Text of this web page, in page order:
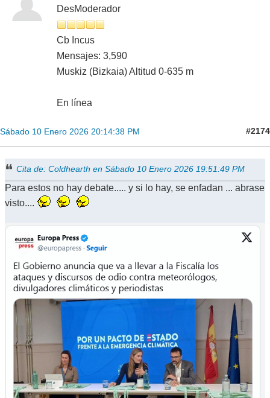
DesModerador
Cb Incus
Mensajes: 3,590
Muskiz (Bizkaia) Altitud 0-635 m
En línea
Sábado 10 Enero 2026 20:14:38 PM #2174
Cita de: Coldhearth en Sábado 10 Enero 2026 19:51:49 PM
Para estos no hay debate..... y si lo hay, se enfadan ... abrase
visto....